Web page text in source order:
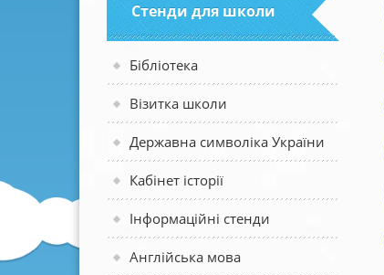
Стенди для школи
Бібліотека
Візитка школи
Державна символіка України
Кабінет історії
Інформаційні стенди
Англійська мова